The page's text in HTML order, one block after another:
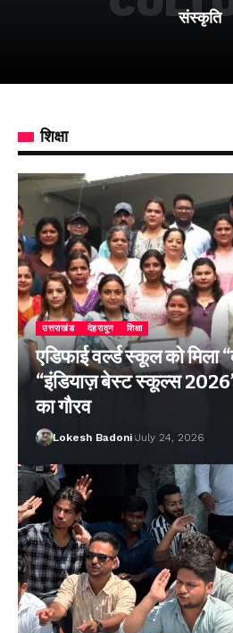
संस्कृति
शिक्षा
उत्तराखंड देहरादून शिक्षा
एडिफाई वर्ल्ड स्कूल को मिला
“इंडियाज़ बेस्ट स्कूल्स
का गौरव
Lokesh Badoni July 24, 2026